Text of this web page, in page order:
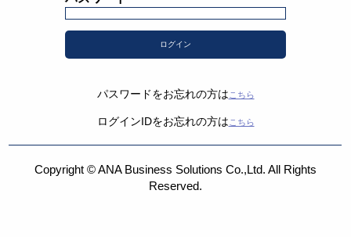
パスワードをお忘れの方は こちら
ログインIDをお忘れの方は こちら
Copyright © ANA Business Solutions Co.,Ltd. All Rights
Reserved.